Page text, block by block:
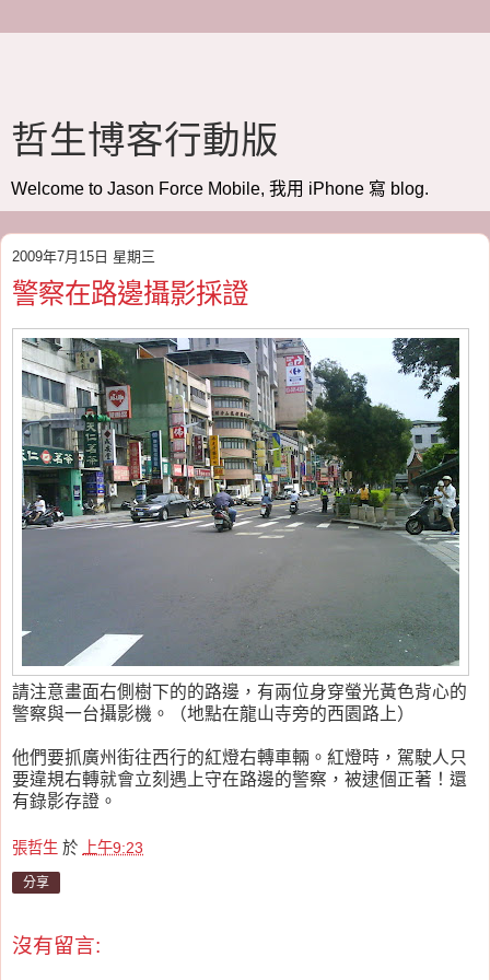
哲生博客行動版
Welcome to Jason Force Mobile, 我用 iPhone 寫 blog.
2009年7月15日 星期三
警察在路邊攝影採證
請注意畫面右側樹下的的路邊，有兩位身穿螢光黃色背心的
警察與一台攝影機。（地點在龍山寺旁的西園路上）
他們要抓廣州街往西行的紅燈右轉車輛。紅燈時，駕駛人只
要違規右轉就會立刻遇上守在路邊的警察，被逮個正著！還
有錄影存證。
張哲生 於 上午9:23
分享
沒有留言: